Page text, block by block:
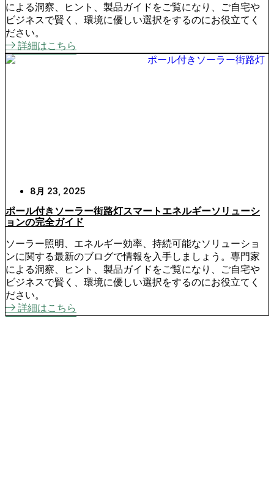
による洞察、ヒント、製品ガイドをご覧になり、ご自宅や
ビジネスで賢く、環境に優しい選択をするのにお役立てく
ださい。
詳細はこちら
8月 23, 2025
ポール付きソーラー街路灯スマートエネルギーソリューシ
ョンの完全ガイド
ソーラー照明、エネルギー効率、持続可能なソリューショ
ンに関する最新のブログで情報を入手しましょう。専門家
による洞察、ヒント、製品ガイドをご覧になり、ご自宅や
ビジネスで賢く、環境に優しい選択をするのにお役立てく
ださい。
詳細はこちら